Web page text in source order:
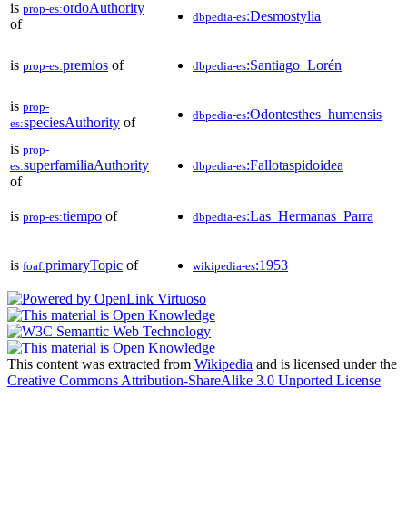
is prop-es:ordoAuthority
of
dbpedia-es:Desmostylia
is prop-es:premios of dbpedia-es:Santiago_Lorén
is prop-
es:speciesAuthority of dbpedia-es:Odontesthes_humensis
is prop-
es:superfamiliaAuthority
of
dbpedia-es:Fallotaspidoidea
is prop-es:tiempo of dbpedia-es:Las_Hermanas_Parra
is foaf:primaryTopic of wikipedia-es:1953
This content was extracted from Wikipedia and is licensed under the
Creative Commons Attribution-ShareAlike 3.0 Unported License